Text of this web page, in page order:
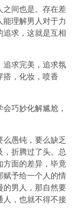
之间也是。存在差
理解男人对于力
追求，这就是互相
追求完美，追求氛
搭，化妆，喷香
巧妙化解尴尬，
愚钝，要么缺乏
，折腾过了头。总
方面的差异，毕竟
赋予给一个人的情
的男人，那自然要
人，也就不得不接